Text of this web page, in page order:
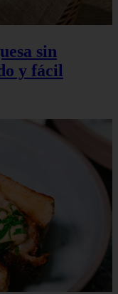
sin
y fácil